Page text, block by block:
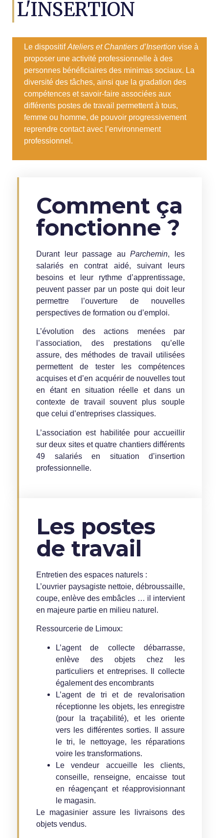
L'INSERTION
Le dispositifAteliers et Chantiers d’Insertion vise à
proposer une activité professionnelle à des
personnes bénéficiaires des minimas sociaux. La
diversité des tâches, ainsi que la gradation des
compétences et savoir-faire associées aux
différents postes de travail permettent à tous,
femme ou homme, de pouvoir progressivement
reprendre contact avec l’environnement
professionnel.
Comment ça
fonctionne ?
Durant leur passage auParchemin, les
salariés en contrat aidé, suivant leurs
besoins et leur rythme d’apprentissage,
peuvent passer par un poste qui doit leur
permettre l’ouverture de nouvelles
perspectives de formation ou d’emploi.
L’évolution des actions menées par
l’association, des prestations qu’elle
assure, des méthodes de travail utilisées
permettent de tester les compétences
acquises et d’en acquérir de nouvelles tout
en étant en situation réelle et dans un
contexte de travail souvent plus souple
que celui d’entreprises classiques.
L’association est habilitée pour accueillir
sur deux sites et quatre chantiers différents
49 salariés en situation d’insertion
professionnelle.
Les postes
de travail
Entretien des espaces naturels :
L’ouvrier paysagiste nettoie, débroussaille,
coupe, enlève des embâcles … il intervient
en majeure partie en milieu naturel.
Ressourcerie de Limoux:
L’agent de collecte débarrasse,
enlève des objets chez les
particuliers et entreprises. Il collecte
également des encombrants
L’agent de tri et de revalorisation
réceptionne les objets, les enregistre
(pour la traçabilité), et les oriente
vers les différentes sorties. Il assure
le tri, le nettoyage, les réparations
voire les transformations.
Le vendeur accueille les clients,
conseille, renseigne, encaisse tout
en réagençant et réapprovisionnant
le magasin.
Le magasinier assure les livraisons des
objets vendus.